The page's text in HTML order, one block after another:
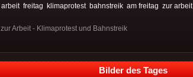
arbeit freitag klimaprotest bahnstreik am freitag zur arbeit
Arbeit - Klimaprotest und Bahnstreik
Bilder des Tages